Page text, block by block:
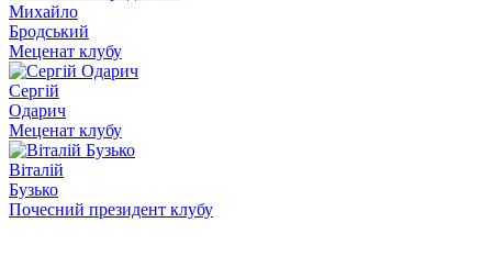
Михайло
Бродський
Меценат клубу
Сергій
Одарич
Меценат клубу
Віталій
Бузько
Почесний президент клубу